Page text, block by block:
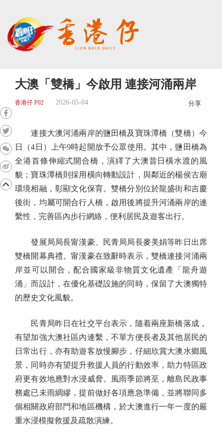
大澳「雙橋」今啟用 連接河涌兩岸
香港仔 P02 2026-05-04 分享
連接大澳河涌兩岸的鹽田橋及寶珠潭橋（雙橋）今
日（4日）上午9時起開放予公眾使用。其中，鹽田橋為
全港首條伸縮式開合橋，演繹了大澳昔日橫水渡的風
貌；寶珠潭橋則採用橫向轉動設計，與鄰近的楊侯古廟
環境相融，彰顯文化保育。雙橋分別位於龍盛街和吉慶
後街，均屬可開合行人橋，啟用後將提升河涌兩岸的連
繫性，完善區內步行網絡，便利居民及遊客出行。
發展局局長甯漢豪、民青局局長麥美娟等昨日出席
雙橋開幕典禮。甯漢豪在致辭時表示，雙橋連接河涌兩
岸並可以開合，配合國家級非物質文化遺產「龍舟遊
涌」而設計，在優化基礎設施的同時，保留了大澳獨特
的歷史文化風貌。
民青局昨日在社交平台表示，隨着兩座新橋落成，
有望加強大澳社區內連繫，不單方便長者及其他居民的
日常出行，亦有助遊客放慢腳步，仔細欣賞大澳水鄉風
景，同時亦有望提升救援人員的行動效率，助力特區政
府更有效地應對水浸威脅。風雨季節將至，離島民政事
務處已未雨綢繆，提前做好各項應急準備，並將聯同多
個相關政府部門和地區機構，於大澳進行一年一度的嚴
重水浸模擬救援及疏散演練。